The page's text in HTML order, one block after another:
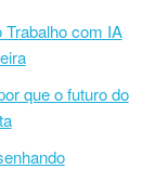
com IA
que o futuro do